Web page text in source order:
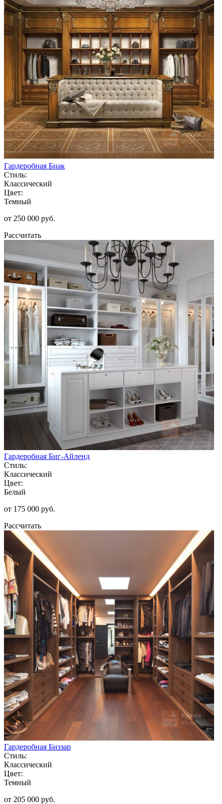
Гардеробная Биак
Стиль:
Классический
Цвет:
Темный
от 250 000 руб.
Рассчитать
Гардеробная Биг-Айленд
Стиль:
Классический
Цвет:
Белый
от 175 000 руб.
Рассчитать
Гардеробная Биззар
Стиль:
Классический
Цвет:
Темный
от 205 000 руб.